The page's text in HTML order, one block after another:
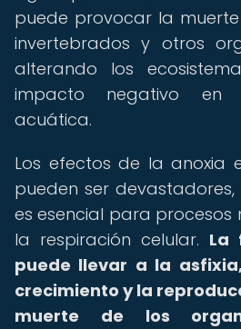
puede provocar la
invertebrados y otros
alterando los
impacto negativo en
acuática.
Los efectos de la anoxia
pueden ser
es esencial para
la respiración celular. La
puede llevar a la
crecimiento y la
muerte de los